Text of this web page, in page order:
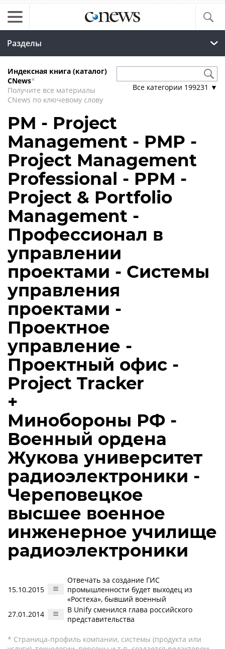
Разделы
Индексная книга (каталог)
CNews*
Получите все материалы
CNews по ключевому слову
Все категории 199231 ▼
PM - Project
Management - PMP -
Project Management
Professional - PPM -
Project & Portfolio
Management -
Профессионал в
управлении
проектами - Системы
управления
проектами -
Проектное
управление -
Проектный офис -
Project Tracker
+
Минобороны РФ -
Военный ордена
Жукова университет
радиоэлектроники -
Череповецкое
высшее военное
инженерное училище
радиоэлектроники
15.10.2015
Отвечать за создание ГИС
промышленности будет выходец из
«Ростеха», бывший военный
27.01.2014
В Unify сменился глава российского
представительства
* Страница-профиль компании, системы (продукта или